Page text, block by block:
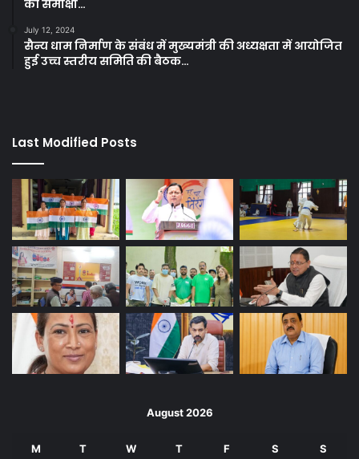
की समीक्षा…
July 12, 2024
सैन्य धाम निर्माण के संबंध में मुख्यमंत्री की अध्यक्षता में आयोजित
हुई उच्च स्तरीय समिति की बैठक…
Last Modified Posts
August 2026
M T W T F S S